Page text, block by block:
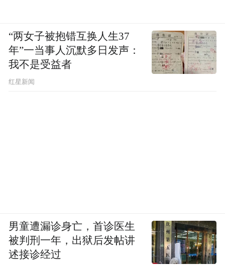
“两女子被抱错互换人生37
年”一当事人沉默多日发声：
我不是受益者
红星新闻
男童遭漏诊身亡，首诊医生
被判刑一年，出狱后发帖讲
述接诊经过